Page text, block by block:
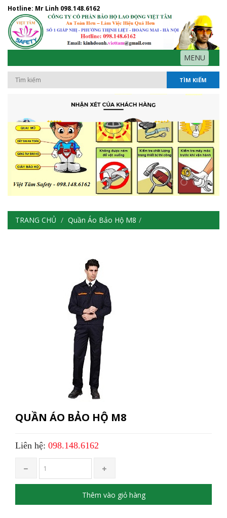
Hotline: Mr Linh 098.148.6162
MENU
TÌM KIẾM
TRANG CHỦ Quần Áo Bảo Hộ M8
QUẦN ÁO BẢO HỘ M8
Liên hệ: 098.148.6162
Thêm vào giỏ hàng